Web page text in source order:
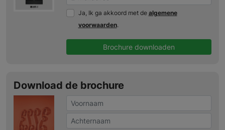
Ja, Ik ga akkoord met de algemene
voorwaarden.
Brochure downloaden
Download de brochure